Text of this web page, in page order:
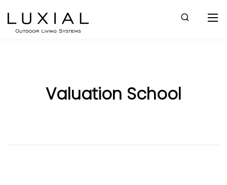
Valuation School